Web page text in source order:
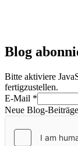
Blog
Bitte aktiviere
fertigzustellen.
E-Mail *
Neue Blog-